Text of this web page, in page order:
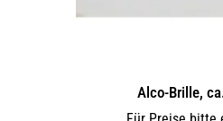
Alco-Brille,